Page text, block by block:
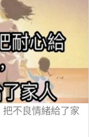
不良情緒給了家